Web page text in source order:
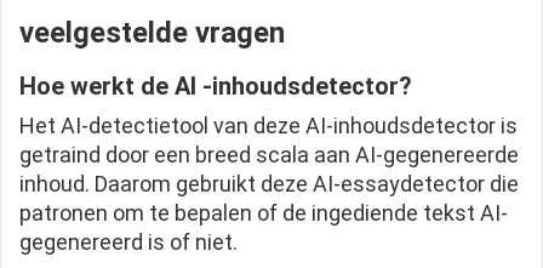
veelgestelde vragen
Hoe werkt de AI -inhoudsdetector?
Het AI-detectietool van deze AI-inhoudsdetector is
getraind door een breed scala aan AI-gegenereerde
inhoud. Daarom gebruikt deze AI-essaydetector die
patronen om te bepalen of de ingediende tekst AI-
gegenereerd is of niet.